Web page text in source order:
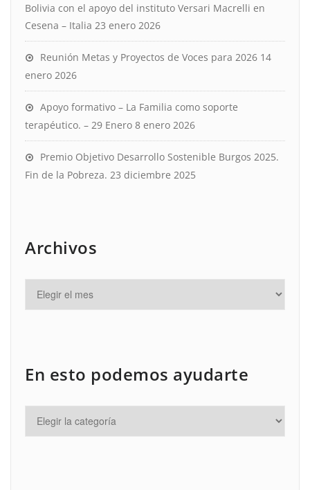
Bolivia con el apoyo del instituto Versari Macrelli en
Cesena – Italia 23 enero 2026
Reunión Metas y Proyectos de Voces para 2026 14
enero 2026
Apoyo formativo – La Familia como soporte
terapéutico. – 29 Enero 8 enero 2026
Premio Objetivo Desarrollo Sostenible Burgos 2025.
Fin de la Pobreza. 23 diciembre 2025
Archivos
En esto podemos ayudarte